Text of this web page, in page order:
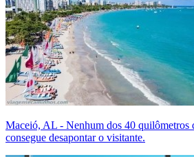
Maceió, AL - Nenhum dos 40 quilômetros
consegue desapontar o visitante.